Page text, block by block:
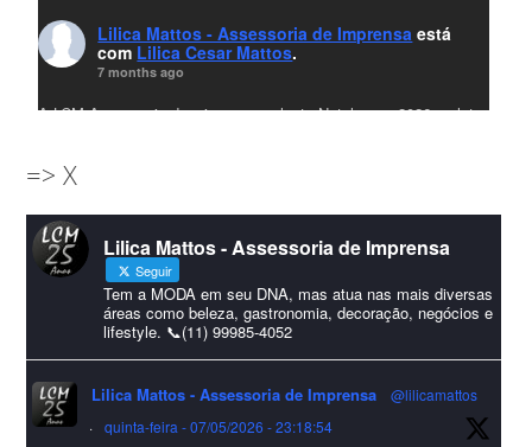
Lilica Mattos - Assessoria de Imprensa está
com Lilica Cesar Mattos.
7 months ago
A LCM Assessoria deseja um excelente Natal e um 2026 repleto
amigos que sempre nos acompanham!🎄✨🥂❤️
#lcmassessoriassessoria#natal #merrychristmas #felizanonovo
#HappyNewYear
Foto
Visualizar no Facebook · Compartilhar
Lilica Mattos - Assessoria de Imprensa
9 months ago
=> X
Lilica Mattos - Assessoria de Imprensa
Seguir
Tem a MODA em seu DNA, mas atua nas mais diversas
áreas como beleza, gastronomia, decoração, negócios e
lifestyle. 📞(11) 99985-4052
Lilica Mattos - Assessoria de Imprensa
@lilicamattos
·
quinta-feira - 07/05/2026 - 23:18:54